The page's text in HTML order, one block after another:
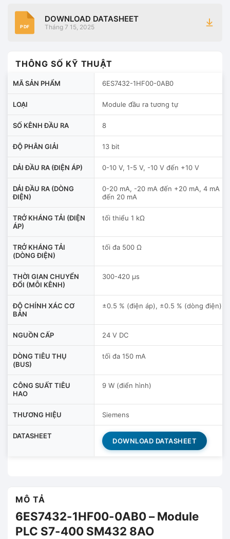
PDF
DOWNLOAD DATASHEET
Tháng 7 15, 2025
THÔNG SỐ KỸ THUẬT
MÃ SẢN PHẨM 6ES7432-1HF00-0AB0
LOẠI Module đầu ra tương tự
SỐ KÊNH ĐẦU RA 8
ĐỘ PHÂN GIẢI 13 bit
DẢI ĐẦU RA (ĐIỆN ÁP) 0-10 V, 1-5 V, -10 V đến +10 V
DẢI ĐẦU RA (DÒNG
ĐIỆN)
0-20 mA, -20 mA đến +20 mA, 4 mA
đến 20 mA
TRỞ KHÁNG TẢI (ĐIỆN
ÁP)
tối thiểu 1 kΩ
TRỞ KHÁNG TẢI
(DÒNG ĐIỆN)
tối đa 500 Ω
THỜI GIAN CHUYỂN
ĐỔI (MỖI KÊNH)
300-420 µs
ĐỘ CHÍNH XÁC CƠ
BẢN
±0.5 % (điện áp), ±0.5 % (dòng điện)
NGUỒN CẤP 24 V DC
DÒNG TIÊU THỤ
(BUS)
tối đa 150 mA
CÔNG SUẤT TIÊU
HAO
9 W (điển hình)
THƯƠNG HIỆU Siemens
DATASHEET
DOWNLOAD DATASHEET
MÔ TẢ
6ES7432-1HF00-0AB0 – Module
PLC S7-400 SM432 8AO